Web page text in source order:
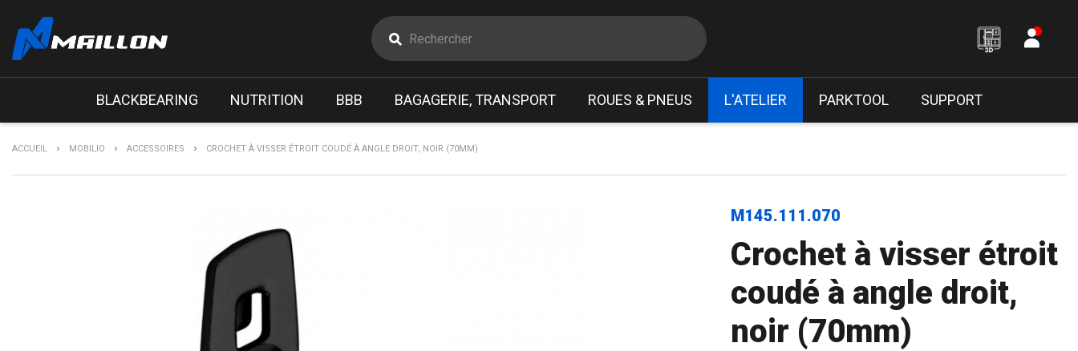
BLACKBEARING NUTRITION BBB BAGAGERIE, TRANSPORT ROUES & PNEUS L'ATELIER PARKTOOL SUPPORT
ACCUEIL MOBILIO ACCESSOIRES CROCHET À VISSER ÉTROIT COUDÉ À ANGLE DROIT, NOIR (70MM)
M145.111.070
Crochet à visser étroit
coudé à angle droit,
noir (70mm)